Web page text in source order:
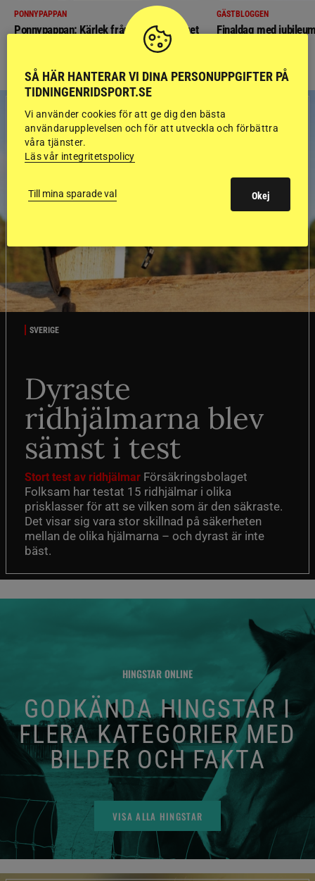
PONNYPAPPAN
Ponnypappan: Kärlek från första gnägget
GÄSTBLOGGEN
Finaldag med
SVERIGE
Dyraste
ridhjälmarna blev
sämst i test
Stort test av ridhjälmar Försäkringsbolaget
Folksam har testat 15 ridhjälmar i olika
prisklasser för att se vilken som är den säkraste.
Det visar sig vara stor skillnad på säkerheten
mellan de olika hjälmarna – och dyrast är inte
bäst.
HINGSTAR ONLINE
GODKÄNDA HINGSTAR I
FLERA KATEGORIER MED
BILDER OCH FAKTA
VISA ALLA HINGSTAR
SÅ HÄR HANTERAR VI DINA PERSONUPPGIFTER PÅ
TIDNINGENRIDSPORT.SE
Vi använder cookies för att ge dig den bästa
användarupplevelsen och för att utveckla och förbättra
våra tjänster.
Läs vår integritetspolicy
Till mina sparade val Okej